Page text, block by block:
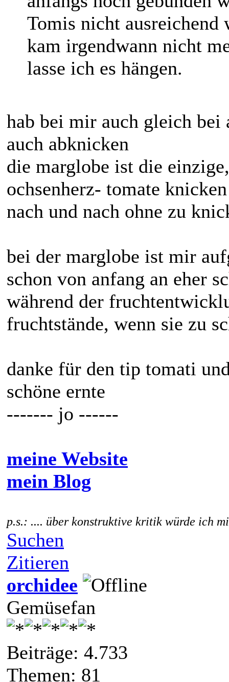
Tomis nicht ausreichend
kam irgendwann nicht
lasse ich es hängen.
hab bei mir auch gleich
auch abknicken
die marglobe ist die
ochsenherz- tomate
nach und nach ohne zu
bei der marglobe ist mir
schon von anfang an eher
während der
fruchtstände, wenn sie zu
danke für den tip tomati
schöne ernte
------- jo ------
meine Website
mein Blog
p.s.: .... über konstruktive kritik würde ich
Suchen
Zitieren
orchidee
Gemüsefan
Beiträge: 4.733
Themen: 81